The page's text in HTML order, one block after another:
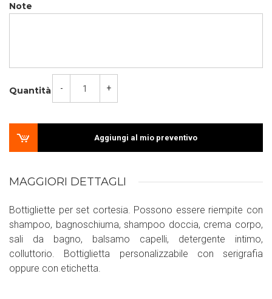
Note
Quantità - +
Aggiungi al mio preventivo
MAGGIORI DETTAGLI
Bottigliette per set cortesia. Possono essere riempite con
shampoo, bagnoschiuma, shampoo doccia, crema corpo,
sali da bagno, balsamo capelli, detergente intimo,
colluttorio. Bottiglietta personalizzabile con serigrafia
oppure con etichetta.